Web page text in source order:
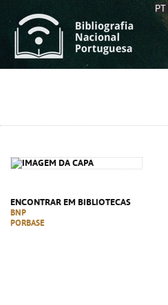
PT
ENCONTRAR EM BIBLIOTECAS
BNP
PORBASE